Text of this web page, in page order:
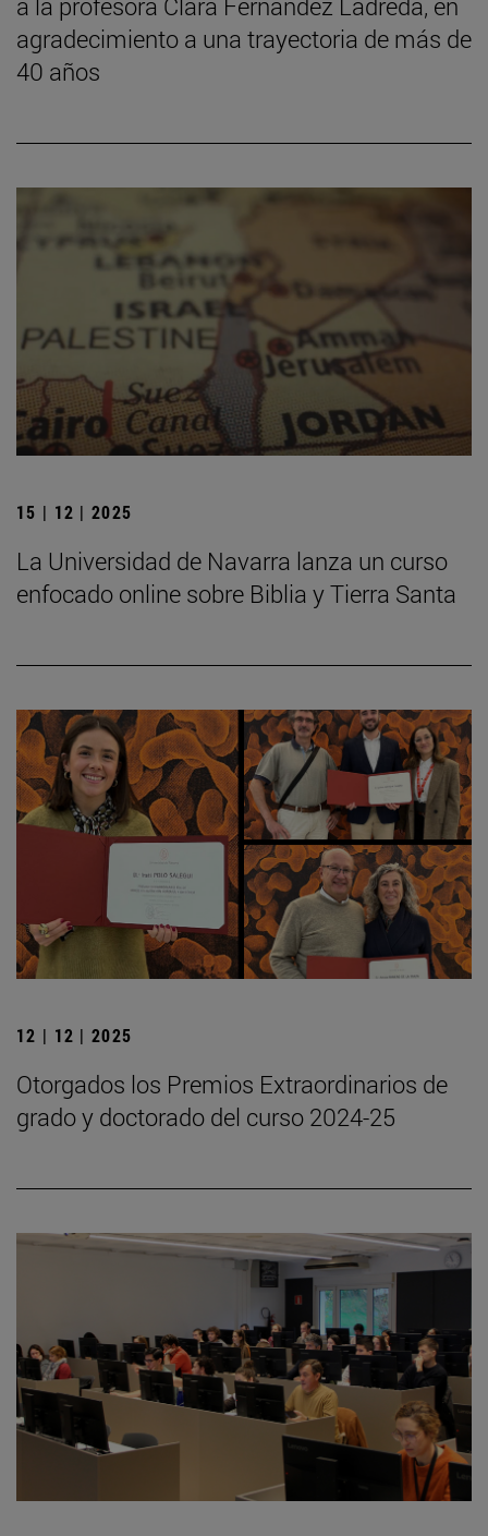
agradecimiento a una trayectoria de más de
40 años
15 | 12 | 2025
La Universidad de Navarra lanza un curso
enfocado online sobre Biblia y Tierra Santa
12 | 12 | 2025
Otorgados los Premios Extraordinarios de
grado y doctorado del curso 2024-25